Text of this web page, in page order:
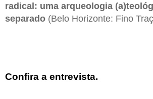
radical: uma arqueologia
separado (Belo Horizonte: Fino
Confira a entrevista.